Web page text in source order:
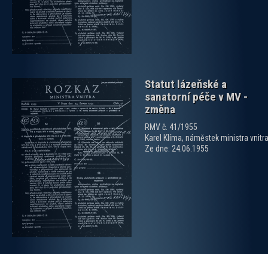
Statut lázeňské a
sanatorní péče v MV -
změna
RMV č. 41/1955
Karel Klíma, náměstek ministra vnitra
Ze dne: 24.06.1955
zobrazit PDF dokument